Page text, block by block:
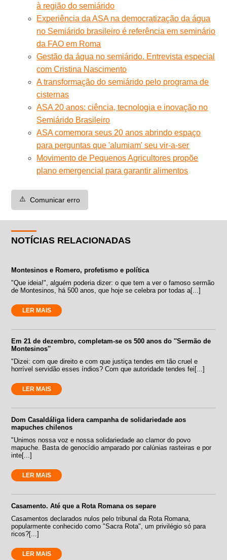
à região do semiárido
Experiência da ASA na democratização da água
no Semiárido brasileiro é referência em seminário
da FAO em Roma
Gestão da água no semiárido. Entrevista especial
com Cristina Nascimento
A transformação do semiárido pelo programa de
cisternas
ASA 20 anos: ciência, tecnologia e inovação no
Semiárido Brasileiro
ASA comemora seus 20 anos abrindo espaço
para perguntas que 'alumiam' seu vir-a-ser
Movimento de Pequenos Agricultores propõe
plano emergencial para garantir alimentos
⚠️ Comunicar erro
NOTÍCIAS RELACIONADAS
Montesinos e Romero, profetismo e política
"Que ideia!", alguém poderia dizer: o que tem a ver o famoso sermão
de Montesinos, há 500 anos, que hoje se celebra por todas a[...]
LER MAIS
Em 21 de dezembro, completam-se os 500 anos do ''Sermão de
Montesinos''
"Dizei: com que direito e com que justiça tendes em tão cruel e
horrível servidão esses índios? Com que autoridade tendes fei[...]
LER MAIS
Dom Casaldáliga lidera campanha de solidariedade aos
mapuches chilenos
"Unimos nossa voz e nossa solidariedade ao clamor do povo
mapuche. Basta de genocídio amparado por calúnias rasteiras e por
inte[...]
LER MAIS
Casamento. Até que a Rota Romana os separe
Casamentos declarados nulos pelo tribunal da Rota Romana,
popularmente conhecido como "Sacra Rota", um privilégio só para
ricos?[...]
LER MAIS